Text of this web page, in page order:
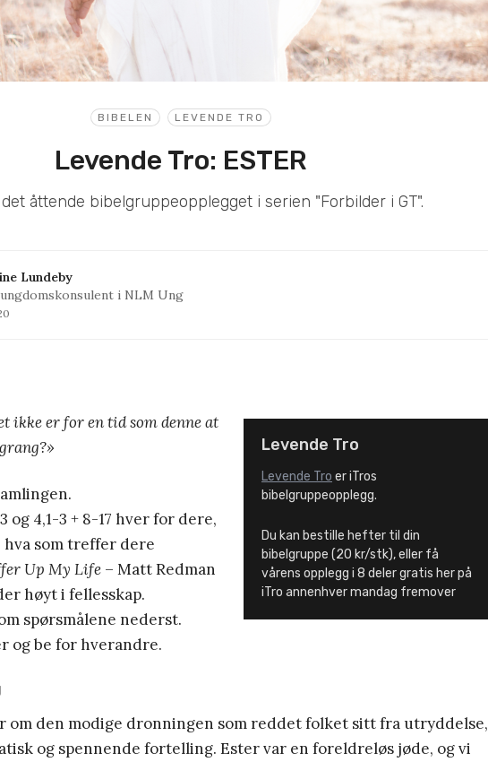
BIBELEN LEVENDE TRO
Levende Tro: ESTER
åttende bibelgruppeopplegget i serien "Forbilder i GT".
Lundeby
i NLM Ung
Levende Tro
Levende Tro er iTros
bibelgruppeopplegg.
Du kan bestille hefter til din
bibelgruppe (20 kr/stk), eller få
vårens opplegg i 8 deler gratis her på
iTro annenhver mandag fremover
ikke er for en tid som denne at
»
og 4,1-3 + 8-17 hver for dere,
som treffer dere
Up My Life – Matt Redman
høyt i fellesskap.
spørsmålene nederst.
og be for hverandre.
om den modige dronningen som reddet folket sitt fra utryddelse,
og spennende fortelling. Ester var en foreldreløs jøde, og vi